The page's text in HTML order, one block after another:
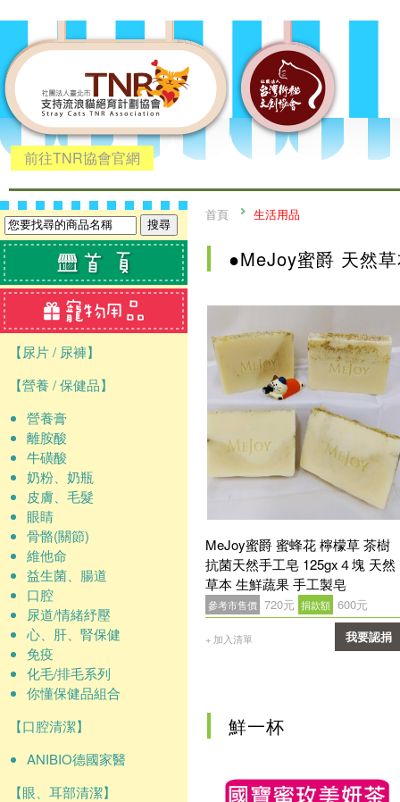
前往TNR協會官網
【尿片 / 尿褲】
【營養 / 保健品】
營養膏
離胺酸
牛磺酸
奶粉、奶瓶
皮膚、毛髮
眼睛
骨骼(關節)
維他命
益生菌、腸道
口腔
尿道/情緒紓壓
心、肝、腎保健
免疫
化毛/排毛系列
你懂保健品組合
【口腔清潔】
ANIBIO德國家醫
【眼、耳部清潔】
首頁 生活用品
●MeJoy蜜爵 天然
MeJoy蜜爵 蜜蜂花 檸檬草 茶樹
抗菌天然手工皂 125gx４塊 天然
草本 生鮮蔬果 手工製皂
參考市售價 720元 捐款額 600元
+ 加入清單 我要認捐
鮮一杯